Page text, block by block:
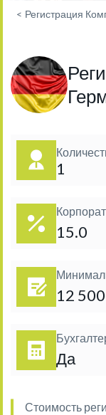
< Регистрация
1
15.0
12
Да
Стоимость